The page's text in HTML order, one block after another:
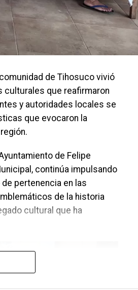
de Tihosuco vivió
culturales que reafirmaron
y autoridades locales se
que evocaron la
de Felipe
continúa impulsando
pertenencia en las
de la historia
cultural que ha